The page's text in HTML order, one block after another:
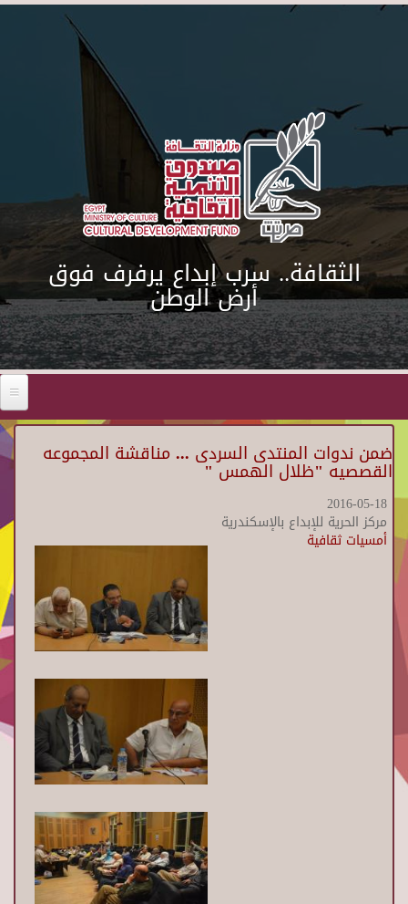
Skip to main content
الثقافة.. سرب إبداع يرفرف فوق
أرض الوطن
ضمن ندوات المنتدى السردى ... مناقشة المجموعه
القصصيه "ظلال الهمس "
2016-05-18
مركز الحرية للإبداع بالإسكندرية
أمسيات ثقافية